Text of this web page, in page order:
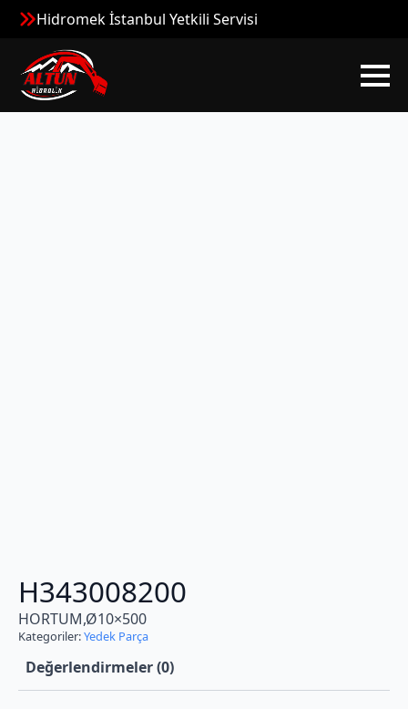
Hidromek İstanbul Yetkili Servisi
H343008200
HORTUM,Ø10×500
Kategoriler:Yedek Parça
Değerlendirmeler (0)